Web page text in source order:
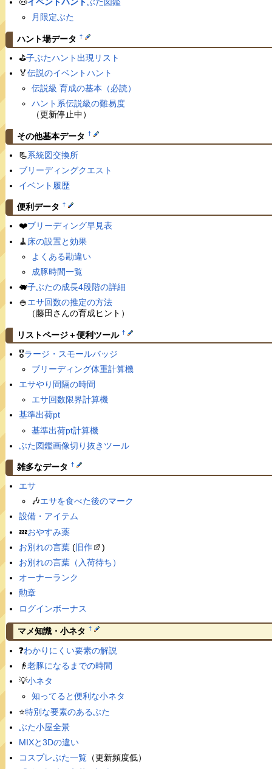
🐽イベントハントぶた図鑑
月限定ぶた
ハント場データ †
⛳️子ぶたハント出現リスト
🏅伝説のイベントハント
伝説級 育成の基本（必読）
ハント系伝説級の難易度
（更新停止中）
その他基本データ †
📃系統図交換所
ブリーディングクエスト
イベント履歴
便利データ †
❤️ブリーディング早見表
🧹 床の設置と効果
よくある勘違い
成豚時間一覧
🐖子ぶたの成長4段階の詳細
🍚エサ回数の推定の方法
（藤田さんの育成ヒント）
リストページ＋便利ツール †
🎖ラージ・スモールバッジ
ブリーディング体重計算機
エサやり間隔の時間
エサ回数限界計算機
基準出荷pt
基準出荷pt計算機
ぶた図鑑画像切り抜きツール
雑多なデータ †
エサ
🎶エサを食べた後のマーク
設備・アイテム
💤おやすみ薬
お別れの言葉(旧作
)
お別れの言葉（入荷待ち）
オーナーランク
勲章
ログインボーナス
マメ知識・小ネタ †
❓わかりにくい要素の解説
👴老豚になるまでの時間
💡小ネタ
知ってると便利な小ネタ
⭐️特別な要素のあるぶた
ぶた小屋全景
MIXと3Dの違い
コスプレぶた一覧（更新頻度低）